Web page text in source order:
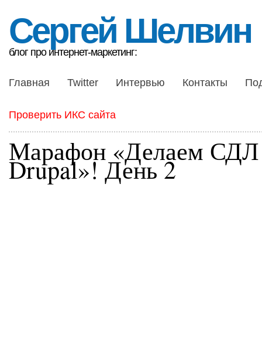
Сергей Шелвин
блог про интернет-маркетинг:
Главная Twitter Интервью Контакты
Проверить ИКС сайта
Марафон «Делаем СДЛ
Drupal»! День 2